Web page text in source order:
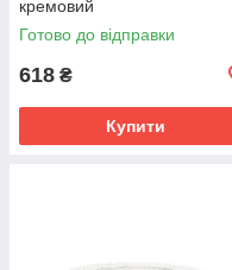
кремовий
Готово до відправки
618 ₴
Купити